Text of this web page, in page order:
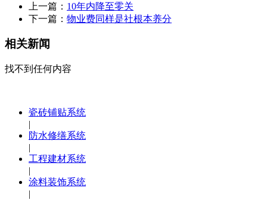
上一篇： 10年内降至零关
下一篇： 物业费同样是社根本养分
相关新闻
找不到任何内容
瓷砖铺贴系统
|
防水修缮系统
|
工程建材系统
|
涂料装饰系统
|